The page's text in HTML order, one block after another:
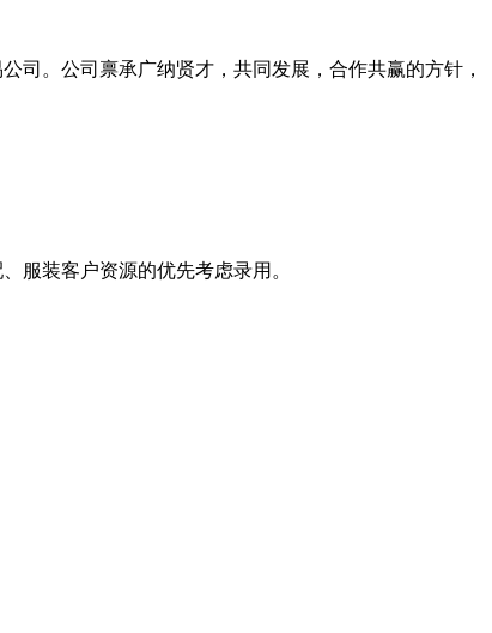
司。公司禀承广纳贤才，共同发展，合作共赢的方针，
服装客户资源的优先考虑录用。